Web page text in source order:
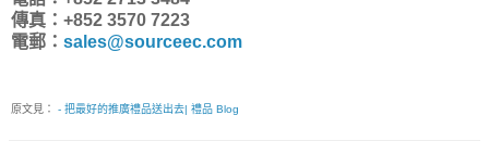
傳真：+852 3570 7223
電郵： sales@sourceec.com
原文見： - 把最好的推廣禮品送出去| 禮品 Blog